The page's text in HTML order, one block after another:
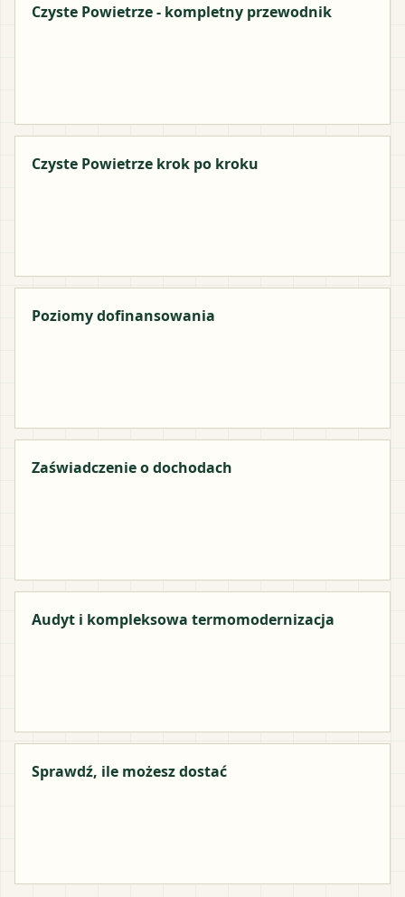
Czyste Powietrze - kompletny przewodnik
Czyste Powietrze krok po kroku
Poziomy dofinansowania
Zaświadczenie o dochodach
Audyt i kompleksowa termomodernizacja
Sprawdź, ile możesz dostać